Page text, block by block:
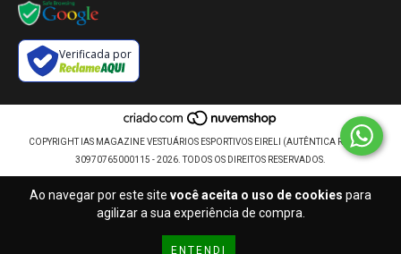
Ao navegar por este site você aceita o uso de cookies para
agilizar a sua experiência de compra.
ENTENDI
Verificada por
COPYRIGHT IAS MAGAZINE VESTUÁRIOS ESPORTIVOS EIRELI (AUTÊNTICA RETRÔ) -
30970765000115 - 2026. TODOS OS DIREITOS RESERVADOS.